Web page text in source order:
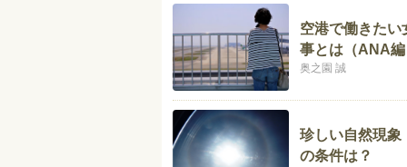
空港で働きたい
事とは（ANA
奥之園 誠
珍しい自然現象
の条件は？